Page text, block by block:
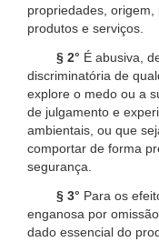
propriedades,
produtos e serviços.
§ 2° É abusiva,
discriminatória de
explore o medo ou a
de julgamento e
ambientais, ou que
comportar de forma
segurança.
§ 3° Para os
enganosa por
dado essencial do